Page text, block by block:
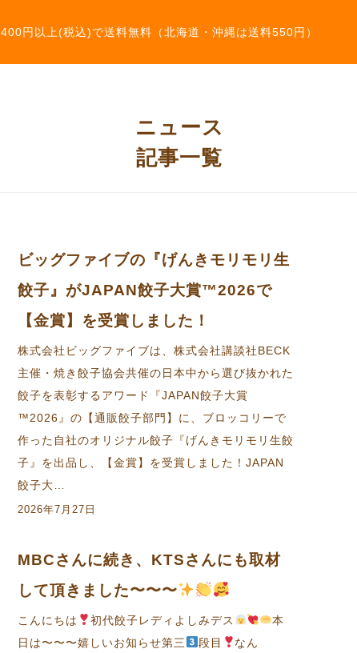
円以上(税込)で送料無料（北海道・沖縄は送料550円）
ニュース
記事一覧
ビッグファイブの『げんきモリモリ生
餃子』がJAPAN餃子大賞™2026で
【金賞】を受賞しました！
株式会社ビッグファイブは、株式会社講談社BECK
主催・焼き餃子協会共催の日本中から選び抜かれた
餃子を表彰するアワード『JAPAN餃子大賞
™2026』の【通販餃子部門】に、ブロッコリーで
作った自社のオリジナル餃子『げんきモリモリ生餃
子』を出品し、【金賞】を受賞しました！JAPAN
餃子大…
2026年7月27日
MBCさんに続き、KTSさんにも取材
して頂きました〜〜〜
こんにちは 初代餃子レディよしみデス
本
日は〜〜〜嬉しいお知らせ第三
段目
なん